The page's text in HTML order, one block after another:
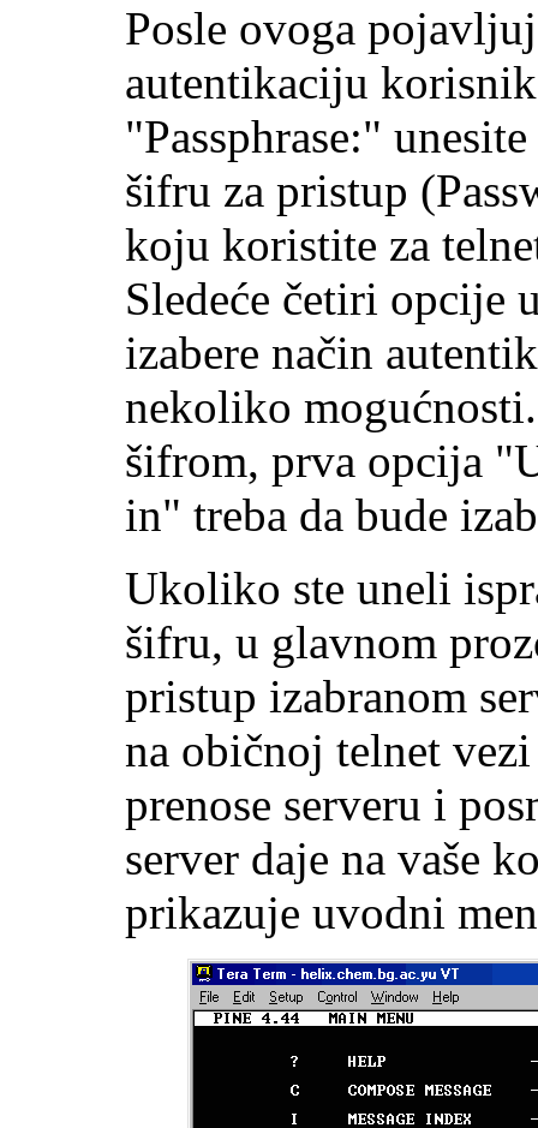
Posle ovoga
autentikaciju
"Passphrase:"
šifru za pristup
koju koristite za
Sledeće četiri opcije
izabere način
nekoliko
šifrom, prva opcija
in" treba da bude
Ukoliko ste uneli
šifru, u glavnom
pristup izabranom
na običnoj telnet
prenose serveru i
server daje na vaše
prikazuje uvodni